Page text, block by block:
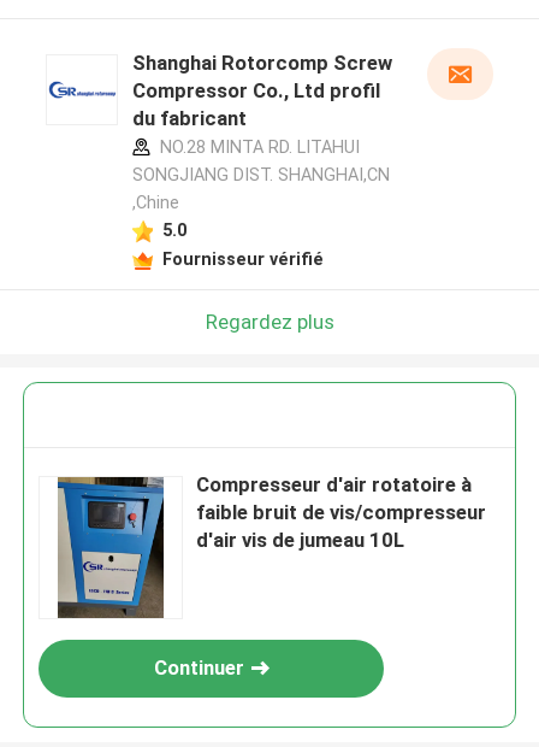
Shanghai Rotorcomp Screw
Compressor Co., Ltd profil
du fabricant
NO.28 MINTA RD. LITAHUI
SONGJIANG DIST. SHANGHAI,CN
,Chine
5.0
Fournisseur vérifié
Regardez plus
Compresseur d'air rotatoire à
faible bruit de vis/compresseur
d'air vis de jumeau 10L
Continuer